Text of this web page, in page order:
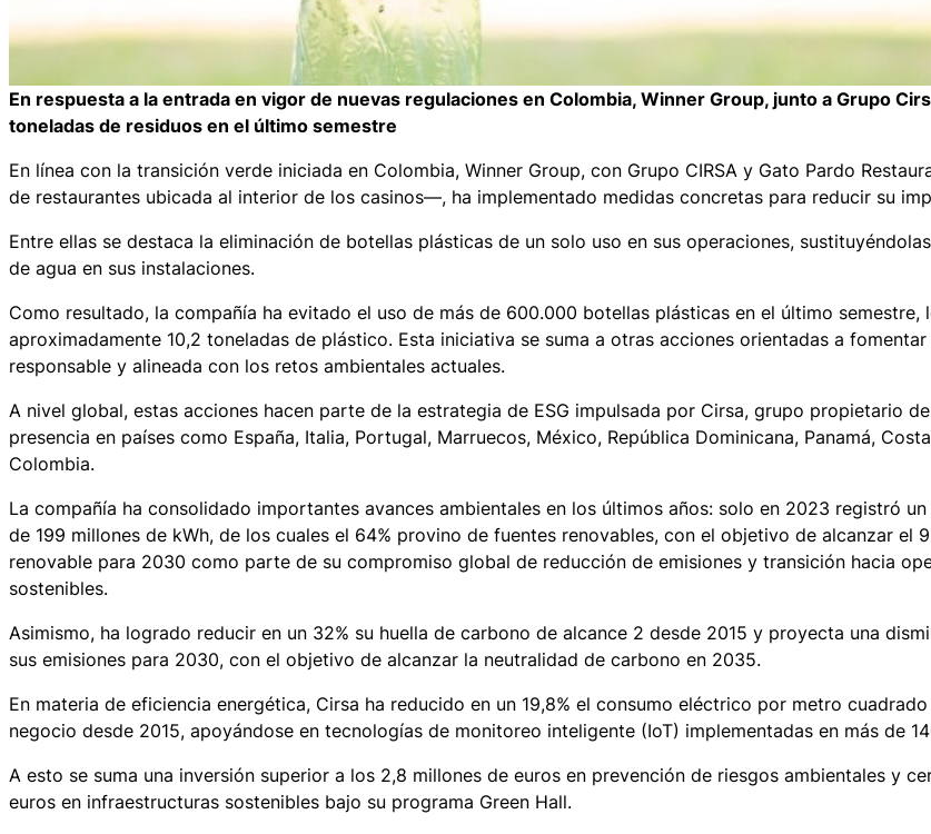
En respuesta a la entrada en vigor de nuevas regulaciones en Colombia, Winner Group, junto a Grupo
toneladas de residuos en el último semestre
En línea con la transición verde iniciada en Colombia, Winner Group, con Grupo CIRSA y Gato Pardo
de restaurantes ubicada al interior de los casinos—, ha implementado medidas concretas para reducir su
Entre ellas se destaca la eliminación de botellas plásticas de un solo uso en sus operaciones,
de agua en sus instalaciones.
Como resultado, la compañía ha evitado el uso de más de 600.000 botellas plásticas en el último semestre,
aproximadamente 10,2 toneladas de plástico. Esta iniciativa se suma a otras acciones orientadas a
responsable y alineada con los retos ambientales actuales.
A nivel global, estas acciones hacen parte de la estrategia de ESG impulsada por Cirsa, grupo propietario
presencia en países como España, Italia, Portugal, Marruecos, México, República Dominicana, Panamá,
Colombia.
La compañía ha consolidado importantes avances ambientales en los últimos años: solo en 2023 registró
de 199 millones de kWh, de los cuales el 64% provino de fuentes renovables, con el objetivo de alcanzar el
renovable para 2030 como parte de su compromiso global de reducción de emisiones y transición hacia
sostenibles.
Asimismo, ha logrado reducir en un 32% su huella de carbono de alcance 2 desde 2015 y proyecta una
sus emisiones para 2030, con el objetivo de alcanzar la neutralidad de carbono en 2035.
En materia de eficiencia energética, Cirsa ha reducido en un 19,8% el consumo eléctrico por metro
negocio desde 2015, apoyándose en tecnologías de monitoreo inteligente (IoT) implementadas en más de
A esto se suma una inversión superior a los 2,8 millones de euros en prevención de riesgos ambientales y
euros en infraestructuras sostenibles bajo su programa Green Hall.